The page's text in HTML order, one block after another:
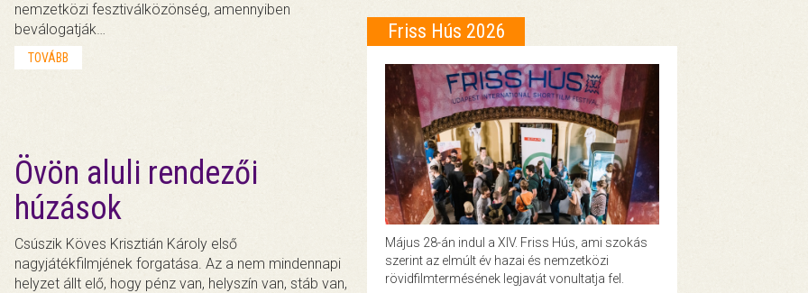
nemzetközi fesztiválközönség, amennyiben
beválogatják…
TOVÁBB
Övön aluli rendezői
húzások
Csúszik Köves Krisztián Károly első
nagyjátékfilmjének forgatása. Az a nem mindennapi
helyzet állt elő, hogy pénz van, helyszín van, stáb van,
Friss Hús 2026
Május 28-án indul a XIV. Friss Hús, ami szokás
szerint az elmúlt év hazai és nemzetközi
rövidfilmtermésének legjavát vonultatja fel.